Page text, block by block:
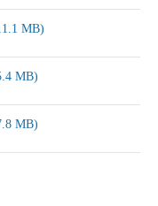
MB)
MB)
MB)